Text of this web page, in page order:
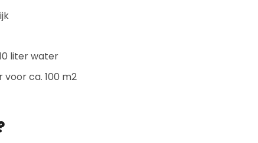
liter water
ca. 100 m2